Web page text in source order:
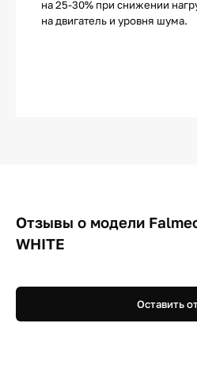
на 25-30% при снижении
на двигатель и уровня шума.
Отзывы о модели
WHITE
Оставить